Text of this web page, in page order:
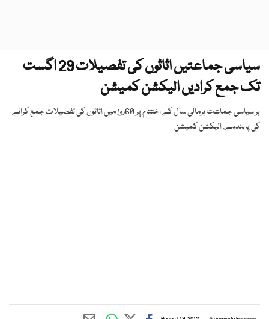
سیاسی جماعتیں اثاثوں کی تفصیلات 29 اگست
تک جمع کرادیں الیکشن کمیشن
ہر سیاسی جماعت ہرمالی سال کے اختتام پر 60روز میں اثاثوں کی تفصیلات جمع کرانے
کی پابندہے, الیکشن کمیشن